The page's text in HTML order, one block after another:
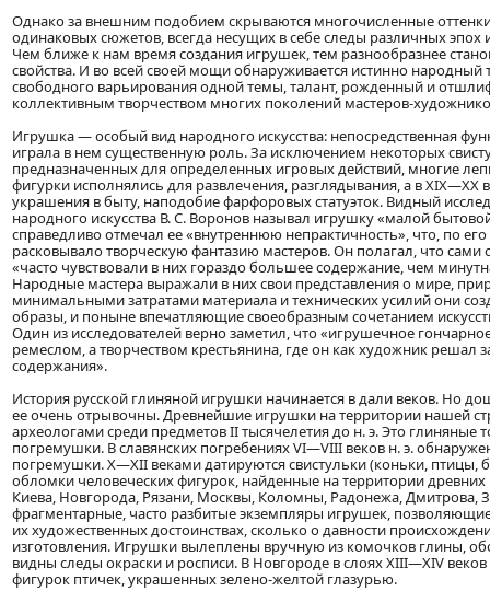
Однако за внешним подобием скрываются многочисленные
одинаковых сюжетов, всегда несущих в себе следы различных эпох
Чем ближе к нам время создания игрушек, тем разнообразнее
свойства. И во всей своей мощи обнаруживается истинно народный
свободного варьирования одной темы, талант, рожденный и
коллективным творчеством многих поколений мастеров-
Игрушка — особый вид народного искусства: непосредственная
играла в нем существенную роль. За исключением некоторых
предназначенных для определенных игровых действий, многие
фигурки исполнялись для развлечения, разглядывания, а в XIX—XX
украшения в быту, наподобие фарфоровых статуэток. Видный
народного искусства В. С. Воронов называл игрушку «малой
справедливо отмечал ее «внутреннюю непрактичность», что, по
расковывало творческую фантазию мастеров. Он полагал, что сами
«часто чувствовали в них гораздо большее содержание, чем
Народные мастера выражали в них свои представления о мире,
минимальными затратами материала и технических усилий они
образы, и поныне впечатляющие своеобразным сочетанием
Один из исследователей верно заметил, что «игрушечное
ремеслом, а творчеством крестьянина, где он как художник решал
содержания».
История русской глиняной игрушки начинается в дали веков. Но
ее очень отрывочны. Древнейшие игрушки на территории нашей
археологами среди предметов II тысячелетия до н. э. Это глиняные
погремушки. В славянских погребениях VI—VIII веков н. э.
погремушки. X—XII веками датируются свистульки (коньки, птицы,
обломки человеческих фигурок, найденные на территории
Киева, Новгорода, Рязани, Москвы, Коломны, Радонежа, Дмитрова,
фрагментарные, часто разбитые экземпляры игрушек,
их художественных достоинствах, сколько о давности
изготовления. Игрушки вылеплены вручную из комочков глины,
видны следы окраски и росписи. В Новгороде в слоях XIII—XIV
фигурок птичек, украшенных зелено-желтой глазурью.